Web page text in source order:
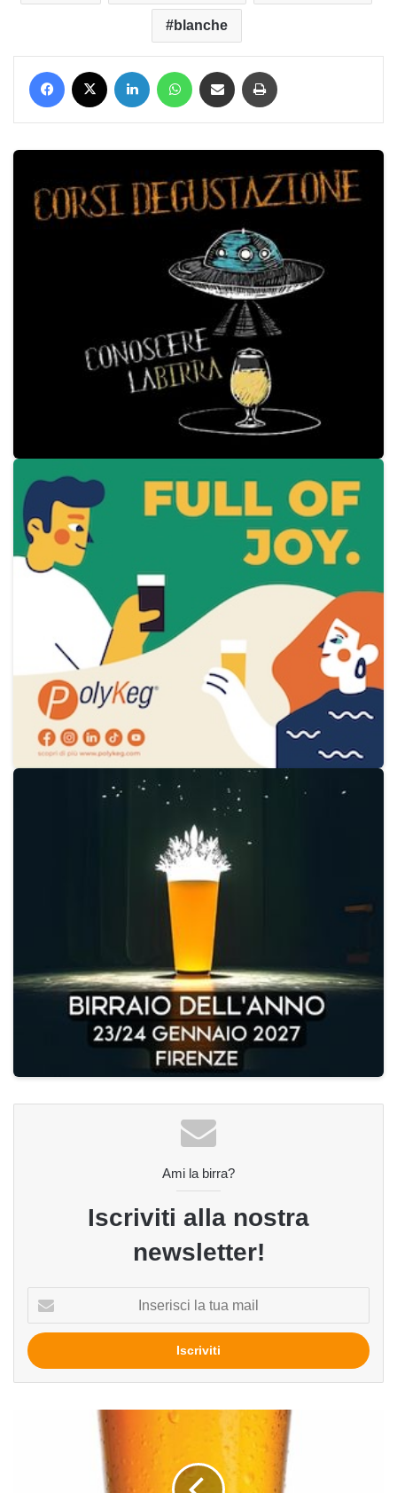
blanche
Facebook LinkedIn WhatsApp Condividi via mail
Ami la birra?
Iscriviti alla nostra
newsletter!
tua
mail